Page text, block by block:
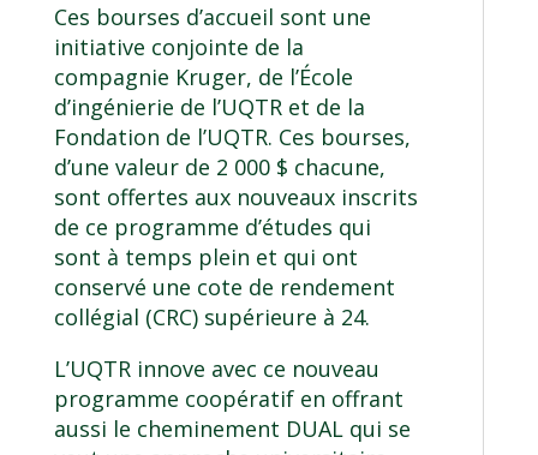
Ces bourses d’accueil sont une
initiative conjointe de la
compagnie Kruger, de l’École
d’ingénierie de l’UQTR et de la
Fondation de l’UQTR. Ces bourses,
d’une valeur de 2 000 $ chacune,
sont offertes aux nouveaux inscrits
de ce programme d’études qui
sont à temps plein et qui ont
conservé une cote de rendement
collégial (CRC) supérieure à 24.
L’UQTR innove avec ce nouveau
programme coopératif en offrant
aussi le cheminement DUAL qui se